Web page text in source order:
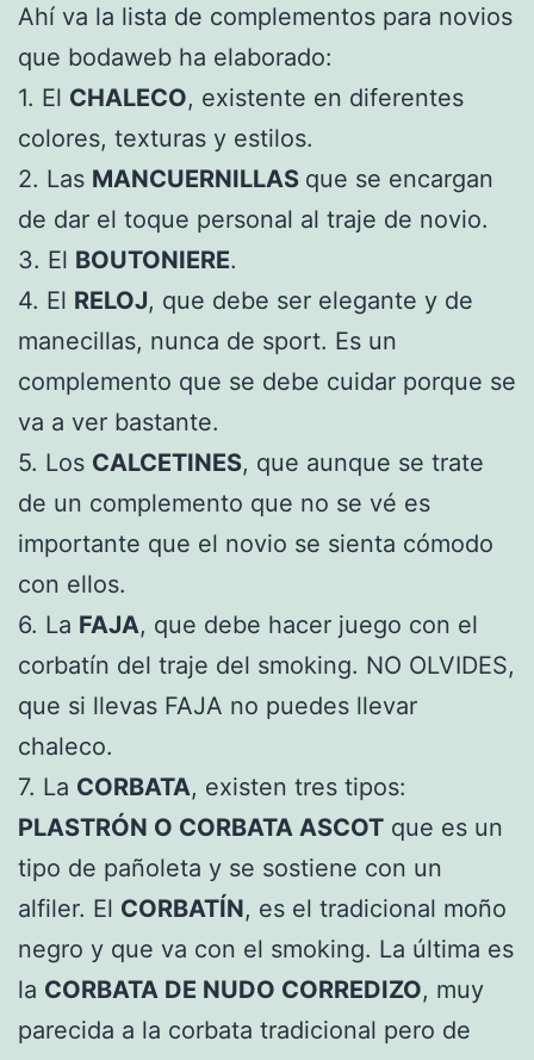
Ahí va la lista de complementos para novios
que bodaweb ha elaborado:
1. El CHALECO, existente en diferentes
colores, texturas y estilos.
2. Las MANCUERNILLAS que se encargan
de dar el toque personal al traje de novio.
3. El BOUTONIERE.
4. El RELOJ, que debe ser elegante y de
manecillas, nunca de sport. Es un
complemento que se debe cuidar porque se
va a ver bastante.
5. Los CALCETINES, que aunque se trate
de un complemento que no se vé es
importante que el novio se sienta cómodo
con ellos.
6. La FAJA, que debe hacer juego con el
corbatín del traje del smoking. NO OLVIDES,
que si llevas FAJA no puedes llevar
chaleco.
7. La CORBATA, existen tres tipos:
PLASTRÓN O CORBATA ASCOT que es un
tipo de pañoleta y se sostiene con un
alfiler. El CORBATÍN, es el tradicional moño
negro y que va con el smoking. La última es
la CORBATA DE NUDO CORREDIZO, muy
parecida a la corbata tradicional pero de